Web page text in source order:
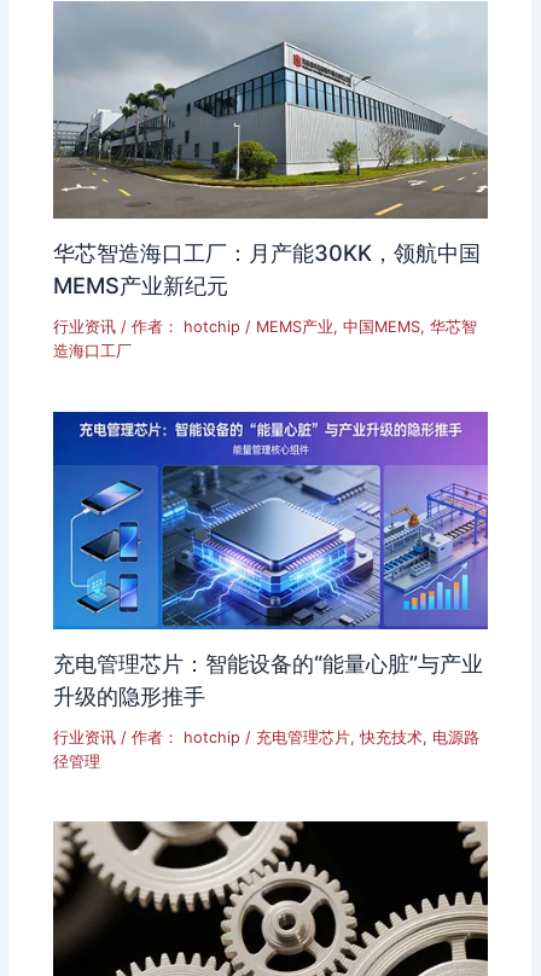
华芯智造海口工厂：月产能30KK，领航中国
MEMS产业新纪元
行业资讯 / 作者： hotchip / MEMS产业,中国MEMS,华芯智
造海口工厂
充电管理芯片：智能设备的“能量心脏”与产业
升级的隐形推手
行业资讯 / 作者： hotchip / 充电管理芯片,快充技术, 电源路
径管理